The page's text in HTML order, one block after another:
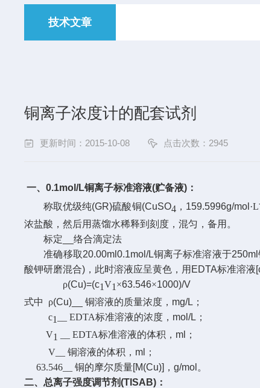
技术文章
铜离子浓度计的配套试剂
更新时间：2015-10-08 点击次数：2945
一、0.1mol/L铜离子标准溶液(贮备液) ：
称取优级纯(GR)硫酸铜(CuSO4 ， 159.5996g/mol ·L
浓盐酸，然后用蒸馏水稀释到刻度，混匀，备用。
标定 __络合滴定法
准确移取20.00ml0.1mol/L铜离子标准溶液于250ml
酸钾研磨混合) ，此时溶液应呈黄色，用 EDTA标准溶液
ρ(Cu)=(c1V1 ×63.546×1000)/V
式中 ρ(Cu)__铜溶液的质量浓度， mg/L ；
c1 __ EDTA标准溶液的浓度， mol/L ；
V1 __ EDTA标准溶液的体积， ml
；
V__铜溶液的体积， ml
；
63.546__铜的摩尔质量[M(Cu)] ，g/mol 。
二、总离子强度调节剂(TISAB) ：